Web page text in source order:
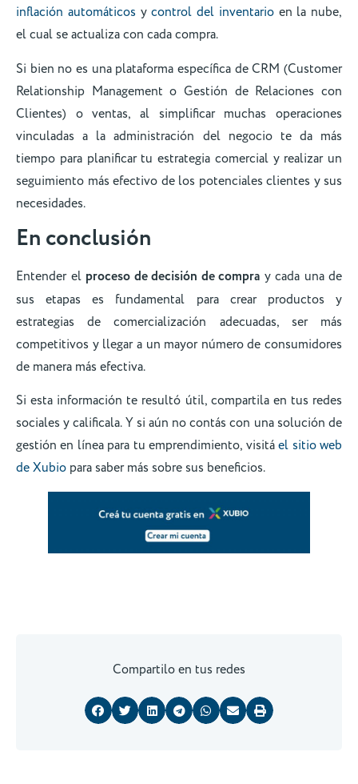
inflación automáticosycontrol del inventarioen la nube,
el cual se actualiza con cada compra.
Si bien no es una plataforma específica de CRM (Customer
Relationship Management o Gestión de Relaciones con
Clientes) o ventas, al simplificar muchas operaciones
vinculadas a la administración del negocio te da más
tiempo para planificar tu estrategia comercial y realizar un
seguimiento más efectivo de los potenciales clientes y sus
necesidades.
En conclusión
Entender el proceso de decisión de compra y cada una de
sus etapas es fundamental para crear productos y
estrategias de comercialización adecuadas, ser más
competitivos y llegar a un mayor número de consumidores
de manera más efectiva.
Si esta información te resultó útil, compartila en tus redes
sociales y calificala. Y si aún no contás con una solución de
gestión en línea para tu emprendimiento, visitáel sitio web
de Xubio para saber más sobre sus beneficios.
Compartilo en tus redes